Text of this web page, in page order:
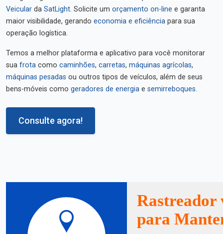
Veicular da SatLight. Solicite um orçamento on-line e garanta
maior visibilidade, gerando economia e eficiência para sua
operação logística.
Temos a melhor plataforma e aplicativo para você monitorar
sua frota como caminhões, carretas, máquinas agrícolas,
máquinas pesadas ou outros tipos de veículos, além de seus
bens-móveis como geradores de energia e semirreboques.
Consulte agora!
Rastreador
para